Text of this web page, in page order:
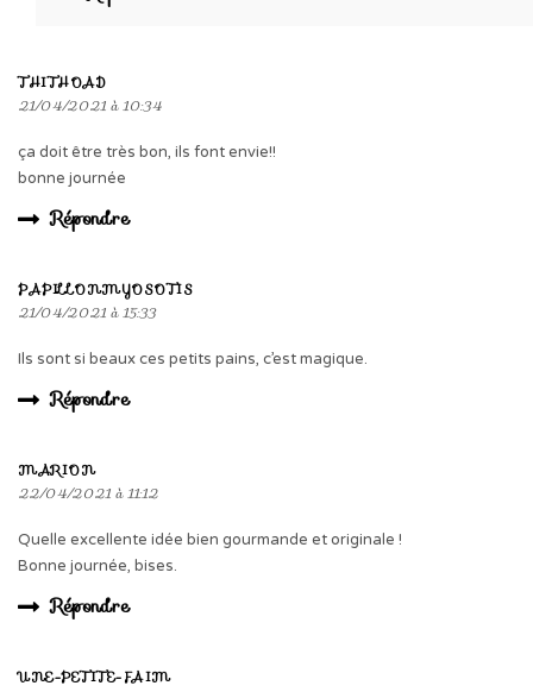
THITHOAD
21/04/2021 à 10:34
ça doit être très bon, ils font envie!!
bonne journée
Répondre
PAPILLONMYOSOTIS
21/04/2021 à 15:33
Ils sont si beaux ces petits pains, c’est magique.
Répondre
MARION
22/04/2021 à 11:12
Quelle excellente idée bien gourmande et originale !
Bonne journée, bises.
Répondre
UNE-PETITE-FAIM